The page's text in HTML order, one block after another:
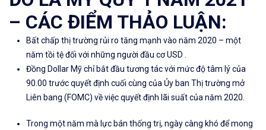
– CÁC ĐIỂM THẢO LUẬN:
Bất chấp thị trường rủi ro tăng mạnh vào năm 2020 – một
năm tồi tệ đối với những người đầu cơ USD .
Đồng Dollar Mỹ chỉ bắt đầu tương tác với mức độ tâm lý của
90.00 trước quyết định cuối cùng của Ủy ban Thị trường mở
Liên bang (FOMC) về việc quyết định lãi suất của năm 2020.
Trong một năm mà lực bán thống trị, ngày càng khó để mong